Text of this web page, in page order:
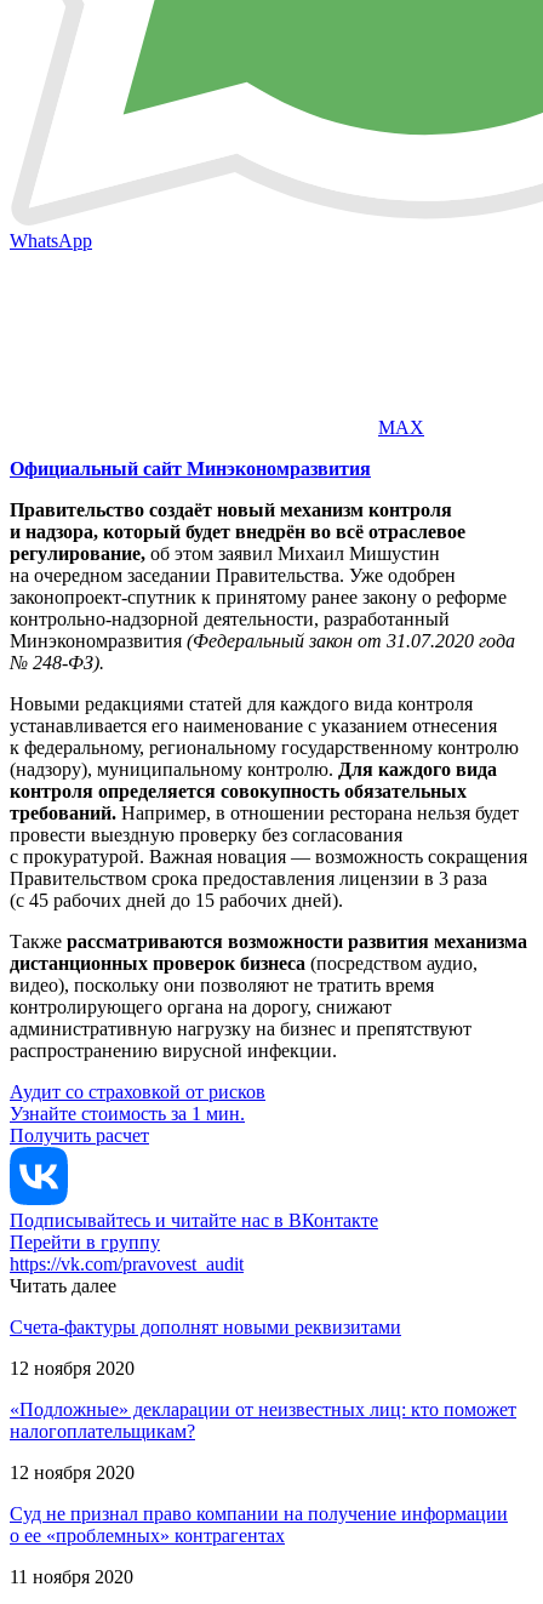
WhatsApp
MAX
Официальный сайт Минэкономразвития
Правительство создаёт новый механизм контроля
и надзора, который будет внедрён во всё отраслевое
регулирование, об этом заявил Михаил Мишустин
на очередном заседании Правительства. Уже одобрен
законопроект-спутник к принятому ранее закону о реформе
контрольно-надзорной деятельности, разработанный
Минэкономразвития (Федеральный закон от 31.07.2020 года
№ 248-ФЗ).
Новыми редакциями статей для каждого вида контроля
устанавливается его наименование с указанием отнесения
к федеральному, региональному государственному контролю
(надзору), муниципальному контролю. Для каждого вида
контроля определяется совокупность обязательных
требований. Например, в отношении ресторана нельзя будет
провести выездную проверку без согласования
с прокуратурой. Важная новация — возможность сокращения
Правительством срока предоставления лицензии в 3 раза
(с 45 рабочих дней до 15 рабочих дней).
Также рассматриваются возможности развития механизма
дистанционных проверок бизнеса (посредством аудио,
видео), поскольку они позволяют не тратить время
контролирующего органа на дорогу, снижают
административную нагрузку на бизнес и препятствуют
распространению вирусной инфекции.
Аудит со страховкой от рисков
Узнайте стоимость за 1 мин.
Получить расчет
Подписывайтесь и читайте нас в ВКонтакте
Перейти в группу
https://vk.com/pravovest_audit
Читать далее
Счета-фактуры дополнят новыми реквизитами
12 ноября 2020
«Подложные» декларации от неизвестных лиц: кто поможет
налогоплательщикам?
12 ноября 2020
Суд не признал право компании на получение информации
о ее «проблемных» контрагентах
11 ноября 2020